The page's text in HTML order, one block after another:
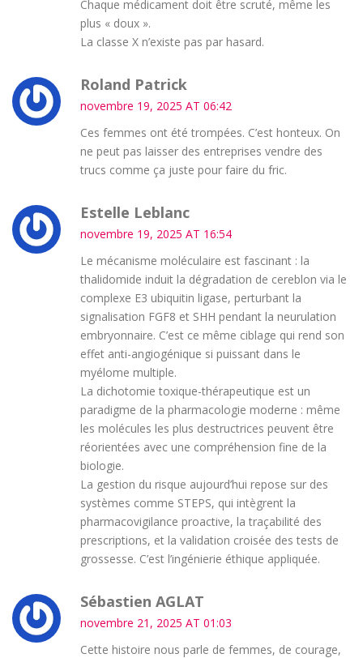
Chaque médicament doit être scruté, même les
plus « doux ».
La classe X n’existe pas par hasard.
Roland Patrick
novembre 19, 2025 AT 06:42
Ces femmes ont été trompées. C’est honteux. On
ne peut pas laisser des entreprises vendre des
trucs comme ça juste pour faire du fric.
Estelle Leblanc
novembre 19, 2025 AT 16:54
Le mécanisme moléculaire est fascinant : la
thalidomide induit la dégradation de cereblon via le
complexe E3 ubiquitin ligase, perturbant la
signalisation FGF8 et SHH pendant la neurulation
embryonnaire. C’est ce même ciblage qui rend son
effet anti-angiogénique si puissant dans le
myélome multiple.
La dichotomie toxique-thérapeutique est un
paradigme de la pharmacologie moderne : même
les molécules les plus destructrices peuvent être
réorientées avec une compréhension fine de la
biologie.
La gestion du risque aujourd’hui repose sur des
systèmes comme STEPS, qui intègrent la
pharmacovigilance proactive, la traçabilité des
prescriptions, et la validation croisée des tests de
grossesse. C’est l’ingénierie éthique appliquée.
Sébastien AGLAT
novembre 21, 2025 AT 01:03
Cette histoire nous parle de femmes, de courage,